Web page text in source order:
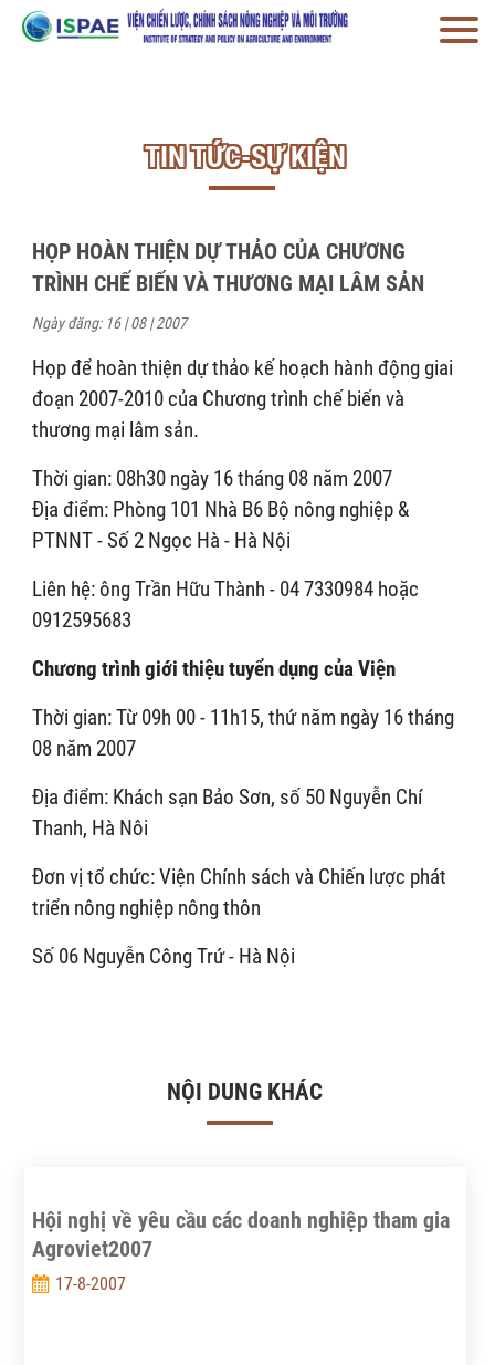
TIN TỨC-SỰ KIỆN
HỌP HOÀN THIỆN DỰ THẢO CỦA CHƯƠNG
TRÌNH CHẾ BIẾN VÀ THƯƠNG MẠI LÂM SẢN
Ngày đăng: 16 | 08 | 2007
Họp để hoàn thiện dự thảo kế hoạch hành động giai
đoạn 2007-2010 của Chương trình chế biến và
thương mại lâm sản.
Thời gian: 08h30 ngày 16 tháng 08 năm 2007
Địa điểm: Phòng 101 Nhà B6 Bộ nông nghiệp &
PTNNT - Số 2 Ngọc Hà - Hà Nội
Liên hệ: ông Trần Hữu Thành - 04 7330984 hoặc
0912595683
Chương trình giới thiệu tuyển dụng của Viện
Thời gian: Từ 09h 00 - 11h15, thứ năm ngày 16 tháng
08 năm 2007
Địa điểm: Khách sạn Bảo Sơn, số 50 Nguyễn Chí
Thanh, Hà Nôi
Đơn vị tổ chức: Viện Chính sách và Chiến lược phát
triển nông nghiệp nông thôn
Số 06 Nguyễn Công Trứ - Hà Nội
NỘI DUNG KHÁC
Hội nghị về yêu cầu các doanh nghiệp tham gia
Agroviet2007
17-8-2007